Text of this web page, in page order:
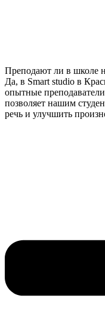
Преподают ли в школе
Да, в Smart studio в
опытные
позволяет нашим
речь и улучшить